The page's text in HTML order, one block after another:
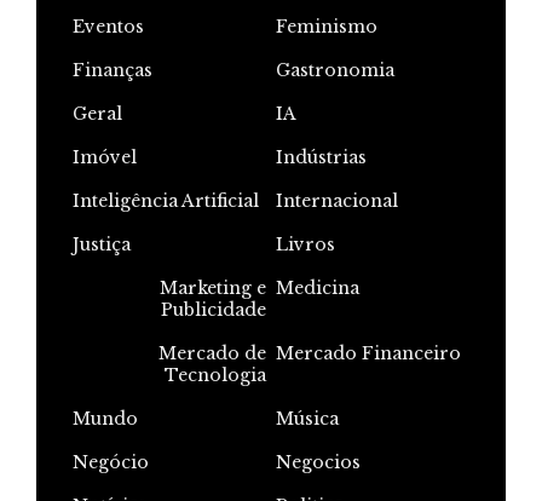
Eventos
Feminismo
Finanças
Gastronomia
Geral
IA
Imóvel
Indústrias
Inteligência Artificial
Internacional
Justiça
Livros
Marketing e
Publicidade
Medicina
Mercado de
Tecnologia
Mercado Financeiro
Mundo
Música
Negócio
Negocios